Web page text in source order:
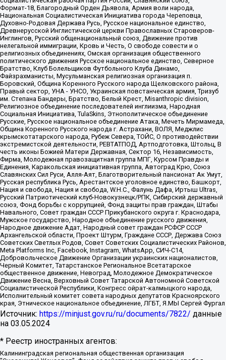
Формат-18, Благородный Орден Дьявола, Армия воли народа,
Национальная Социалистическая Инициатива города Череповца,
Духовно-Родовая Держава Русь, Русское национальное единство,
Древнерусской Инглистической церкви Православных Староверов-
Инглингов, Русский общенациональный союз, Движение против
нелегальной иммиграции, Кровь и Честь, О свободе совести и о
религиозных объединениях, Омская организация общественного
политического движения Русское национальное единство, Северное
Братство, Клуб Болельщиков Футбольного Клуба Динамо,
Файзрахманисты, Мусульманская религиозная организация п.
Боровский, Община Коренного Русского народа Щелковского района,
Правый сектор, УНА - УНСО, Украинская повстанческая армия, Тризуб
им. Степана Бандеры, Братство, Белый Крест, Misanthropic division,
Религиозное объединение последователей инглиизма, Народная
Социальная Инициатива, TulaSkins, Этнополитическое объединение
Русские, Русское национальное объединение Атака, Мечеть Мирмамеда,
Община Коренного Русского народа г. Астрахани, ВОЛЯ, Меджлис
крымскотатарского народа, Рубеж Севера, ТОЙС, О противодействии
экстремистской деятельности, РЕВТАТПОД, Артподготовка, Штольц, В
честь иконы Божией Матери Державная, Сектор 16, Независимость,
Фирма, Молодежная правозащитная группа МПГ, Курсом Правды и
Единения, Каракольская инициативная группа, Автоград Крю, Союз
Славянских Сил Руси, Алля-Аят, Благотворительный пансионат Ак Умут,
Русская республика Русь, Арестантское уголовное единство, Башкорт,
Нация и свобода, Нация и свобода, W.H.С., Фалунь Дафа, Иртыш Ultras,
Русский Патриотический клуб-Новокузнецк/РПК, Сибирский державный
союз, Фонд борьбы с коррупцией, Фонд защиты прав граждан, Штабы
Навального, Совет граждан СССР Прикубанского округа г. Краснодара,
Мужское государство, Народное объединение русского движения,
Народное движение Адат, Народный совет граждан РСФСР СССР
Архангельской области, Проект Штурм, Граждане СССР, Держава Союз
Советских Светлых Родов, Совет Советских Социалистических Районов,
Meta Platforms Inc, Facebook, Instagram, WhatsApp, СИЧ-С14,
Добровольческое Движение Организации украинских националистов,
Черный Комитет, Татарстанское Региональное Всетатарское
общественное движение, Невоград, Молодежное Демократическое
Движение Весна, Верховный Совет Татарской Автономной Советской
Социалистической Республики, Конгресс ойрат-калмыцкого народа,
Исполнительный комитет совета народных депутатов Красноярского
края, Этническое национальное объединение, ЛГБТ, Я.МЫ Сергей Фургал
Источник: https://minjust.gov.ru/ru/documents/7822/ данные
на 03.05.2024
* Реестр иностранных агентов:
Калининградская региональная общественная организация "Экозащита!-Женсовет", Фонд содействия защите прав и свобод граждан "Общественный вердикт", Фонд "Институт Развития Свободы Информации", Частное учреждение "Информационное агентство МЕМО. РУ", Региональная общественная организация "Общественная комиссия по сохранению наследия академика Сахарова", Фонд поддержки свободы прессы, Санкт-Петербургская общественная правозащитная организация "Гражданский контроль", Межрегиональная общественная организация "Информационно-просветительский центр "Мемориал", Региональный Фонд "Центр Защиты Прав Средств Массовой Информации", с 05.12.2023 Фонд "Центр Защиты Прав Средств массовой информации", Региональная общественная благотворительная организация помощи беженцам и мигрантам "Гражданское содействие", Негосударственное образовательное учреждение дополнительного профессионального образования (повышение квалификации) специалистов "АКАДЕМИЯ ПО ПРАВАМ ЧЕЛОВЕКА", Свердловская региональная общественная организация "Сутяжник", Автономная некоммерческая организация "Центр независимых социологических исследований", Союз общественных объединений "Российский исследовательский центр по правам человека", Региональное общественное учреждение научно-информационный центр "МЕМОРИАЛ", Некоммерческая организация "Фонд защиты гласности", Автономная некоммерческая организация "Институт прав человека", Городская общественная организация "Екатеринбургское общество "МЕМОРИАЛ", Городская общественная организация "Рязанское историко-просветительское и правозащитное общество "Мемориал" (Рязанский Мемориал), Челябинский региональный орган общественной самодеятельности – женское общественное объединение "Женщины Евразии", Челябинский региональный орган общественной самодеятельности "Уральская правозащитная группа", Фонд содействия защите здоровья и социальной справедливости имени Андрея Рылькова, Автономная Некоммерческая Организация "Аналитический Центр Юрия Левады", Автономная некоммерческая организация социальной поддержки населения "Проект Апрель", Региональная общественная организация помощи женщинам и детям, находящимся в кризисной ситуации "Информационно-методический центр "Анна", Фонд содействия развитию массовых коммуникаций и правовому просвещению "Так-так-Так", Фонд содействия устойчивому развитию "Серебряная тайга", Свердловский региональный общественный фонд социальных проектов "Новое время", "Idel.Реалии", Кавказ.Реалии, Крым.Реалии, Телеканал Настоящее Время, Татаро-башкирская служба Радио Свобода (Azatliq Radiosi), Радио Свободная Европа/Радио Свобода (PCE/PC), "Сибирь.Реалии", "Фактограф", Благотворительный фонд помощи осужденным и их семьям, Автономная некоммерческая организация "Институт глобализации и социальных движений", Фонд "В защиту прав заключенных", Частное учреждение "Центр поддержки и содействия развитию средств массовой информации", Пензенский региональный общественный благотворительный фонд "Гражданский союз", "Север.Реалии", Некоммерческая организация Фонд "Правовая инициатива", Общество с ограниченной ответственностью "Радио Свободная Европа/Радио Свобода", Чешское информационное агентство "MEDIUM-ORIENT", Красноярская региональная общественная организация "Мы против СПИДа", Камалягин Денис Николаевич, Маркелов Сергей Евгеньевич, Пономарев Лев Александрович, Савицкая Людмила Алексеевна, Автономная некоммерческая организация "Центр по работе с проблемой насилия "НАСИЛИЮ.НЕТ", Межрегиональный профессиональный союз работников здравоохранения "Альянс врачей", Юридическое лицо, зарегистрированное в Латвийской Республике, SIA "Medusa Project" (регистрационный номер 40103797863, дата регистрации 10.06.2014), Некоммерческая организация "Фонд по борьбе с коррупцией", Автономная некоммерческая организация "Институт права и публичной политики", Баданин Роман Сергеевич, Гликин Максим Александрович, Железнова Мария Михайловна, Лукьянова Юлия Сергеевна, Маетная Елизавета Витальевна, Маняхин Петр Борисович, Чуракова Ольга Владимировна, Ярош Юлия Петровна, Юридическое лицо "The Insider SIA", зарегистрированное в Риге, Латвийская Республика (дата регистрации 26.06.2015), являющееся администратором доменного имени интернет-издания "The Insider SIA", https://theins.ru, Постернак Алексей Евгеньевич, Рубин Михаил Аркадьевич, Анин Роман Александрович, Юридическое лицо Istories fonds, зарегистрированное в Латвийской Республике (регистрационный номер 50008295751, дата регистрации 24.02.2020), Великовский Дмитрий Александрович, Долинина Ирина Николаевна, Мароховская Алеся Алексеевна, Шлейнов Роман Юрьевич, Шмагун Олеся Валентиновна, Общество с ограниченной ответственностью "Альтаир 2021", Общество с ограниченной ответственностью "Вега 2021", Общество с ограниченной ответственностью "Главный редактор 2021", Общество с ограниченной ответственностью "Ромашки монолит", Важенков Артем Валерьевич, Ивановская областная общественная организация "Центр гендерных исследований", Гурман Юрий Альбертович, Медиапроект "ОВД-Инфо", Егоров Владимир Владимирович, Жилинский Владимир Александрович, Общество с ограниченной ответственностью "ЗП", Иванова София Юрьевна, Карезина Инна Павловна, Кильтау Екатерина Викторовна, Петров Алексей Викторович, Пискунов Сергей Евгеньевич, Смирнов Сергей Сергеевич, Тихонов Михаил Сергеевич, Общество с ограниченной ответственностью "ЖУРНАЛИСТ-ИНОСТРАННЫЙ АГЕНТ", Арапова Галина Юрьевна, Вольтская Татьяна Анатольевна, Американская компания "Mason G.E.S. Anonymous Foundation" (США), являющаяся владельцем интернет-издания https://mnews.world/, Компания "Stichting Bellingcat", зарегистрированная в Нидерландах (дата регистрации 11.07.2018), Захаров Андрей Вячеславович, Клепиковская Екатерина Дмитриевна, Общество с ограниченной ответственностью "МЕМО", Перл Роман Александрович, Симонов Евгений Алексеевич, Соловьева Елена Анатольевна, Сотников Даниил Владимирович, Сурначева Елизавета Дмитриевна, Автономная некоммерческая организация по защите прав человека и информированию населения "Якутия – Наше Мнение", Общество с ограниченной ответственностью "Москоу диджитал медиа", с 26.01.2023 Общество с ограниченной ответственностью "Чайка Белые сады", Ветошкина Валерия Валерьевна, Заговора Максим Александрович, Межрегиональное общественное движение "Российская ЛГБТ - сеть", Оленичев Максим Владимирович, Павлов Иван Юрьевич, Скворцова Елена Сергеевна, Общество с ограниченной ответственностью "Как бы инагент", Кочетков Игорь Викторович, Общество с ограниченной ответственностью "Честные выборы", Еланчик Олег Александрович, Общество с ограниченной ответственностью "Нобелевский призыв", Гималова Регина Эмилевна, Григорьев Андрей Валерьевич, Григорьева Алина Александровна, Ассоциация по содействию защите прав призывников, альтернативнослужащих и военнослужащих "Правозащитная группа "Гражданин.Армия.Право", Хисамова Регина Фаритовна, Автономная некоммерческая организация по реализации социально-правовых программ "Лилит", Дальневосточное общественное движение "Маяк", Санкт-Петербургская ЛГБТ-инициативная группа "Выход", Инициативная группа ЛГБТ+ "Реверс", Алексеев Андрей Викторович, Бекбулатова Таисия Львовна, Беляев Иван Михайлович, Владыкина Елена Сергеевна, Гельман Марат Александрович, Никульшина Вероника Юрьевна, Толоконникова Надежда Андреевна, Шендерович Виктор Анатольевич, Общество с ограниченной ответственностью "Данное сообщение", Общество с ограниченной ответственностью Издательский дом "Новая глава", Айнбиндер Александра Александровна, Московский комьюнити-центр для ЛГБТ+инициатив, Благотворительный фонд развития филантропии, Deutsche Welle (Германия, Kurt-Schumacher-Strasse 3, 53113 Bonn), Борзунова Мария Михайловна, Воробьев Виктор Викторович, Голубева Анна Львовна, Константинова Алла Михайловна, Малкова Ирина Владимировна, Мурадов Мурад Абдулгалимович, Осетинская Елизавета Николаевна, Понасенков Евгений Николаевич, Ганапольский Матвей Юрьевич, Киселев Евгений Алексеевич, Борухович Ирина Григорьевна, Дремин Иван Тимофеевич, Дубровский Дмитрий Викторович, Красноярская региональная общественная организация поддержки и развития альтернативных образовательных технологий и межкультурных коммуникаций "ИНТЕРРА", Маяковская Екатерина Алексеевна, Фейгин Марк Захарович, Филимонов Андрей Викторович, Дзугкоева Регина Николаевна, Доброхотов Роман Александрович, Дудь Юрий Александрович, Елкин Сергей Владимирович, Кругликов Кирилл Игоревич, Сабунаева Мария Леонидовна, Семенов Алексей Владимирович, Шаинян Карен Багратович, Шульман Екатерина Михайловна, Асафьев Артур Валерьевич, Вахштайн Виктор Семенович, Венедиктов Алексей Алексеевич, Лушникова Екатерина Евгеньевна, Волков Леонид Михайлович, Невзоров Александр Глебович, Пархоменко Сергей Борисович, Сироткин Ярослав Николаевич, Кара-Мурза Владимир Владимирович, Баранова Наталья Владимировна, Гозман Леонид Яковлевич, Кагарлицкий Борис Юльевич, Климарев Михаил Валерьевич, Милов Владимир Станиславович, Автономная некоммерческая организация Краснодарский центр современного искусства "Типография", Моргенштерн Алишер Тагирович, Соболь Любовь Эдуардовна, Общество с ограниченной ответственностью "ЛИЗА НОРМ", Каспаров Гарри Кимович, Ходорковский Михаил Борисович, Общество с ограниченной ответственностью "Апрельские тезисы", Данилович Ирина Брониславовна, Кашин Олег Владимирович, Петров Николай Владимирович, Пивоваров Алексей Владимирович, Соколов Михаил Владимирович, Цветкова Юлия Владимировна, Чичваркин Евгений Александрович, Комитет против пыток/Команда против пыток, Общество с ограниченной ответственностью "Первый научный", Общество с ограниченной ответственностью "Вертолет и ко", Белоцерковская Вероника Борисовна, Кац Максим Евгеньевич, Лазарева Татьяна Юрьевна, Шаведдинов Руслан Табризович, Яшин Илья Валерьевич, Общество с ограниченной ответственностью "Иноагент ААВ", Алешковский Дмитрий Петрович, Альбац Евгения Марковна, Быков Дмитрий Львович, Галямина Юлия Евгеньевна, Лойко Сергей Леонидович, Мартынов Кирилл Константинович, Медведев Сергей Александрович, Крашенинников Федор Геннадиевич, Гордеева Катерина Вл